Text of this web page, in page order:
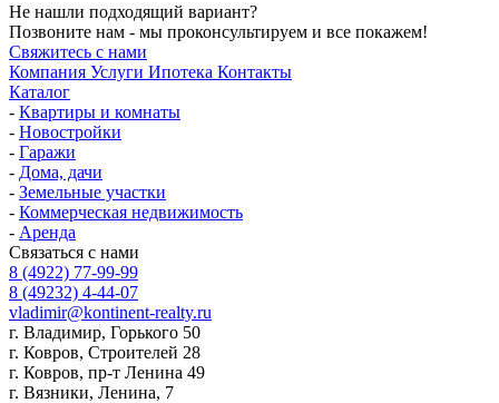
Не нашли подходящий вариант?
Позвоните нам - мы проконсультируем и все покажем!
Свяжитесь с нами
Компания Услуги Ипотека Контакты
Каталог
- Квартиры и комнаты
- Новостройки
- Гаражи
- Дома, дачи
- Земельные участки
- Коммерческая недвижимость
- Аренда
Связаться с нами
8 (4922) 77-99-99
8 (49232) 4-44-07
vladimir@kontinent-realty.ru
г. Владимир, Горького 50
г. Ковров, Строителей 28
г. Ковров, пр-т Ленина 49
г. Вязники, Ленина, 7